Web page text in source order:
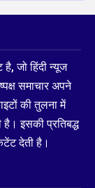
जो हिंदी न्यूज
समाचार अपने
की तुलना में
है। इसकी प्रतिबद्ध
देती है।